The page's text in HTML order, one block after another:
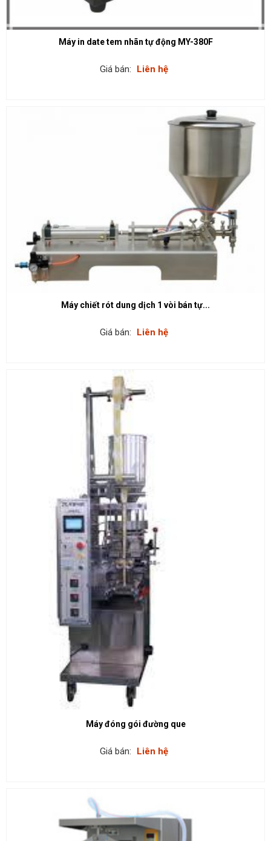
Máy in date tem nhãn tự động MY-380F
Giá bán: Liên hệ
Máy chiết rót dung dịch 1 vòi bán tự...
Giá bán: Liên hệ
Máy đóng gói đường que
Giá bán: Liên hệ